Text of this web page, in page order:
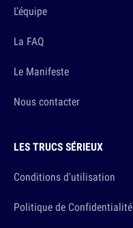
L'équipe
La FAQ
Le Manifeste
Nous contacter
LES TRUCS SÉRIEUX
Conditions d'utilisation
Politique de Confidentialité